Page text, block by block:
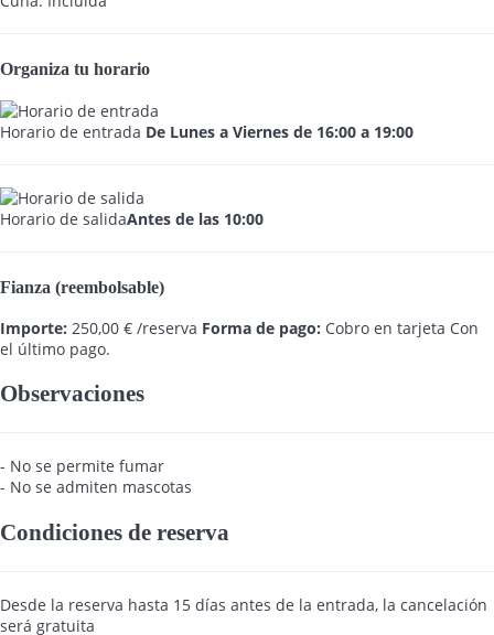
Organiza tu horario
Horario de entrada De Lunes a Viernes de 16:00 a 19:00
Horario de salidaAntes de las 10:00
Fianza (reembolsable)
Importe: 250,00 € /reserva Forma de pago: Cobro en tarjeta Con
el último pago.
Observaciones
- No se permite fumar
- No se admiten mascotas
Condiciones de reserva
Desde la reserva hasta 15 días antes de la entrada, la cancelación
será gratuita